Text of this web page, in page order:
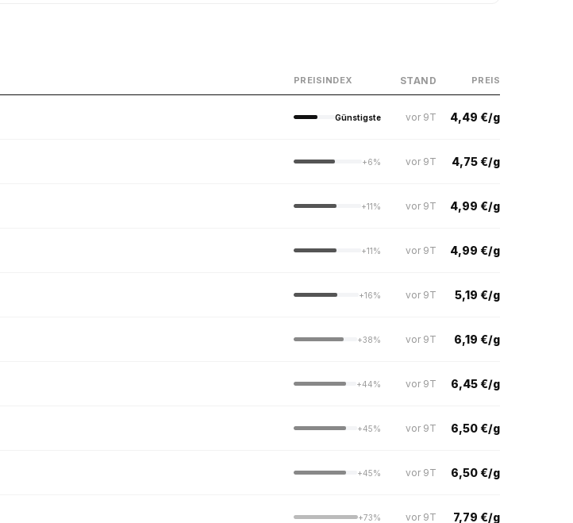
PREISINDEX STAND PREIS
Günstigste vor 9T 4,49 €/g
+6% vor 9T 4,75 €/g
+11% vor 9T 4,99 €/g
+11% vor 9T 4,99 €/g
+16% vor 9T 5,19 €/g
+38% vor 9T 6,19 €/g
+44% vor 9T 6,45 €/g
+45% vor 9T 6,50 €/g
+45% vor 9T 6,50 €/g
+73% vor 9T 7,79 €/g